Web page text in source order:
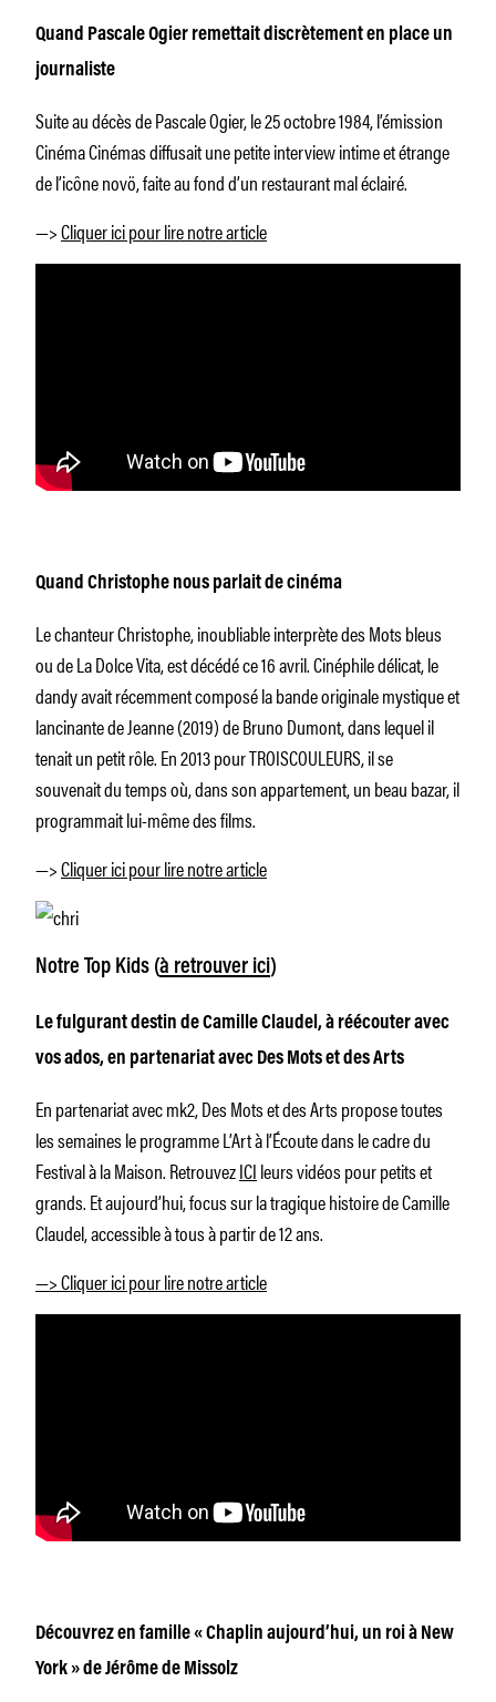
Quand Pascale Ogier remettait discrètement en place un
journaliste
Suite au décès de Pascale Ogier, le 25 octobre 1984, l’émission
Cinéma Cinémas diffusait une petite interview intime et étrange
de l’icône novö, faite au fond d’un restaurant mal éclairé.
—>Cliquer ici pour lire notre article
Quand Christophe nous parlait de cinéma
Le chanteur Christophe, inoubliable interprète desMots bleus
ou deLa Dolce Vita, est décédé ce 16 avril. Cinéphile délicat, le
dandy avait récemment composé la bande originale mystique et
lancinante deJeanne(2019) de Bruno Dumont, dans lequel il
tenait un petit rôle. En 2013 pour TROISCOULEURS, il se
souvenait du temps où, dans son appartement, un beau bazar, il
programmait lui-même des films.
—>Cliquer ici pour lire notre article
Notre Top Kids (à retrouver ici)
Le fulgurant destin de Camille Claudel, à réécouter avec
vos ados, en partenariat avec Des Mots et des Arts
En partenariat avec mk2, Des Mots et des Arts propose toutes
les semaines le programme L’Art à l’Écoute dans le cadre du
Festival à la Maison. RetrouvezICIleurs vidéos pour petits et
grands. Et aujourd’hui, focus sur la tragique histoire de Camille
Claudel, accessible à tous à partir de 12 ans.
—> Cliquer ici pour lire notre article
Découvrez en famille « Chaplin aujourd’hui, un roi à New
York » de Jérôme de Missolz